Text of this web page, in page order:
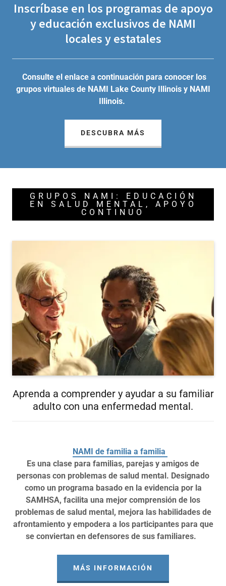
Inscríbase en los programas de apoyo
y educación exclusivos de NAMI
locales y estatales
Consulte el enlace a continuación para conocer los
grupos virtuales de NAMI Lake County Illinois y NAMI
Illinois.
DESCUBRA MÁS
GRUPOS NAMI: EDUCACIÓN
EN SALUD MENTAL, APOYO
CONTINUO
Aprenda a comprender y ayudar a su familiar
adulto con una enfermedad mental.
NAMI de familia a familia
Es una clase para familias, parejas y amigos de
personas con problemas de salud mental. Designado
como un programa basado en la evidencia por la
SAMHSA, facilita una mejor comprensión de los
problemas de salud mental, mejora las habilidades de
afrontamiento y empodera a los participantes para que
se conviertan en defensores de sus familiares.
MÁS INFORMACIÓN